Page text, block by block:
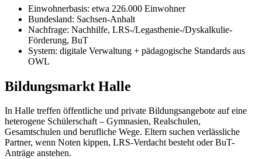
Einwohnerbasis: etwa 226.000 Einwohner
Bundesland: Sachsen-Anhalt
Nachfrage: Nachhilfe, LRS-/Legasthenie-/Dyskalkulie-
Förderung, BuT
System: digitale Verwaltung + pädagogische Standards aus
OWL
Bildungsmarkt Halle
In Halle treffen öffentliche und private Bildungsangebote auf eine
heterogene Schülerschaft – Gymnasien, Realschulen,
Gesamtschulen und berufliche Wege. Eltern suchen verlässliche
Partner, wenn Noten kippen, LRS-Verdacht besteht oder BuT-
Anträge anstehen.